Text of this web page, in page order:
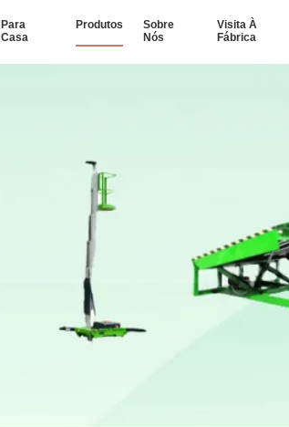
Para
Casa
Produtos
Sobre
Nós
Visita À
Fábrica